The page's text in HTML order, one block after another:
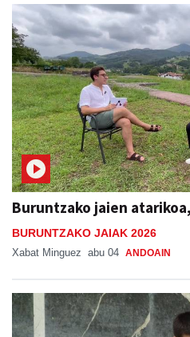
Buruntzako jaien
BURUNTZAKO JAIAK 2026
Xabat Minguez abu 04 ANDOAIN